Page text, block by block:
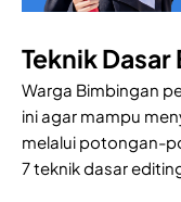
Teknik
Warga Bimbingan
ini agar mampu
melalui potongan-
7 teknik dasar